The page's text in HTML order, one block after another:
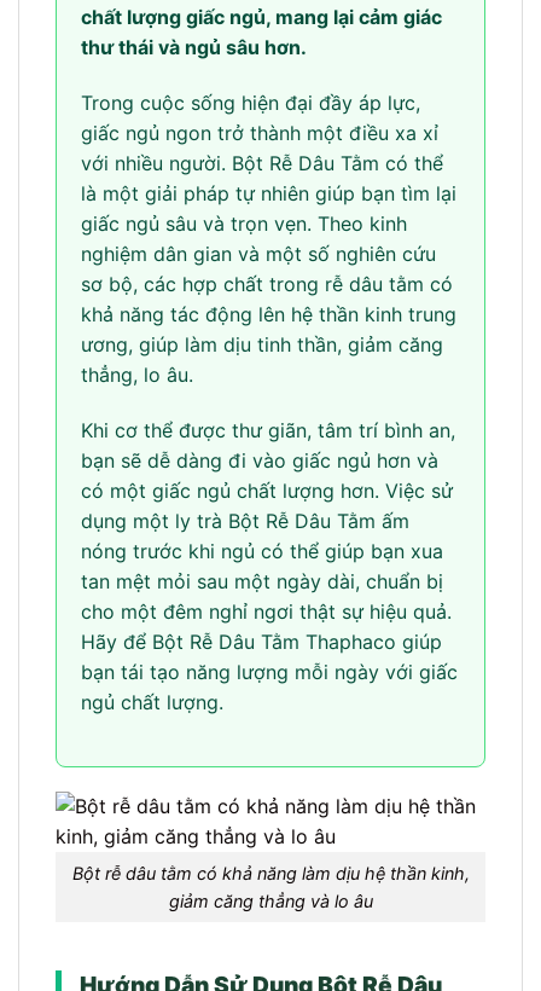
chất lượng giấc ngủ, mang lại cảm giác
thư thái và ngủ sâu hơn.
Trong cuộc sống hiện đại đầy áp lực,
giấc ngủ ngon trở thành một điều xa xỉ
với nhiều người. Bột Rễ Dâu Tằm có thể
là một giải pháp tự nhiên giúp bạn tìm lại
giấc ngủ sâu và trọn vẹn. Theo kinh
nghiệm dân gian và một số nghiên cứu
sơ bộ, các hợp chất trong rễ dâu tằm có
khả năng tác động lên hệ thần kinh trung
ương, giúp làm dịu tinh thần, giảm căng
thẳng, lo âu.
Khi cơ thể được thư giãn, tâm trí bình an,
bạn sẽ dễ dàng đi vào giấc ngủ hơn và
có một giấc ngủ chất lượng hơn. Việc sử
dụng một ly trà Bột Rễ Dâu Tằm ấm
nóng trước khi ngủ có thể giúp bạn xua
tan mệt mỏi sau một ngày dài, chuẩn bị
cho một đêm nghỉ ngơi thật sự hiệu quả.
Hãy để Bột Rễ Dâu Tằm Thaphaco giúp
bạn tái tạo năng lượng mỗi ngày với giấc
ngủ chất lượng.
Bột rễ dâu tằm có khả năng làm dịu hệ thần kinh,
giảm căng thẳng và lo âu
Hướng Dẫn Sử Dụng Bột Rễ Dâu